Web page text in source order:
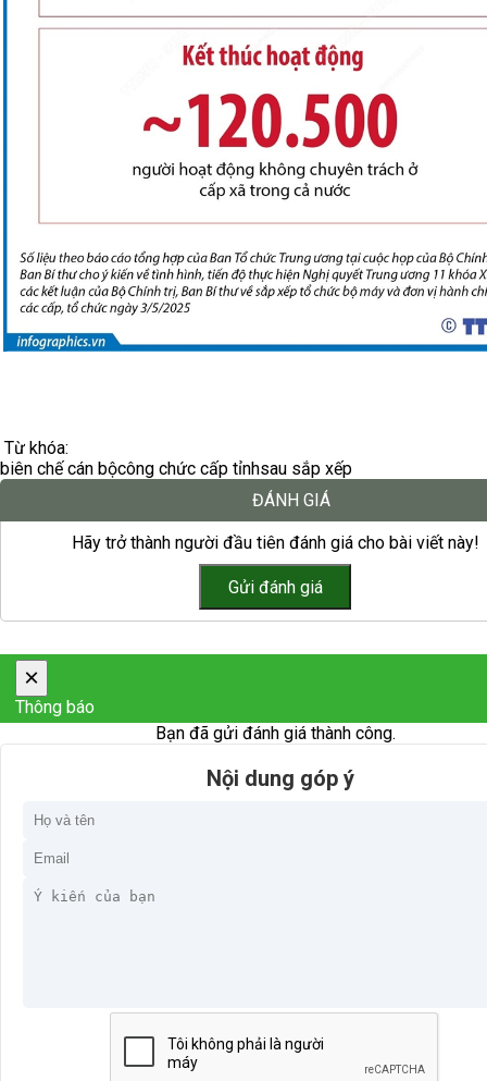
Từ khóa:
biên chế cán bộcông chức cấp tỉnhsau sắp xếp
ĐÁNH GIÁ
Hãy trở thành người đầu tiên đánh giá cho bài viết này!
×
Thông báo
Bạn đã gửi đánh giá thành công.
Nội dung góp ý